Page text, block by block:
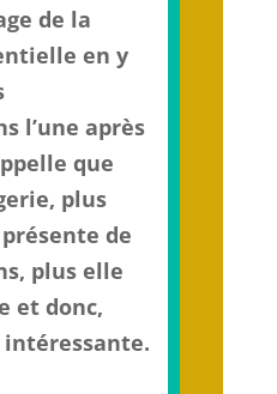
de la
en y
l’une après
que
plus
de
plus elle
et donc,